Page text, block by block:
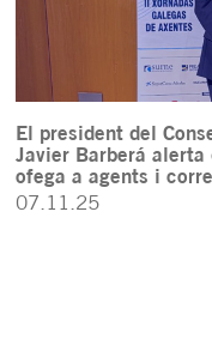
El president del
Javier Barberá
ofega a agents i
07.11.25